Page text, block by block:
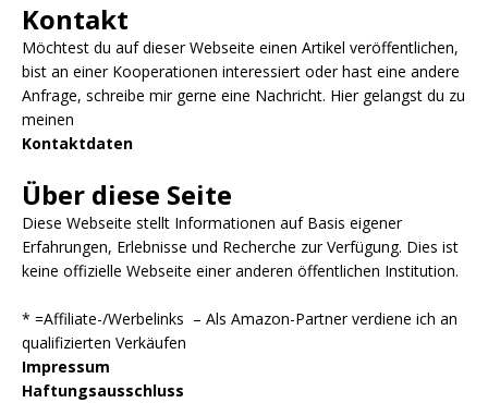
Kontakt
Möchtest du auf dieser Webseite einen Artikel veröffentlichen,
bist an einer Kooperationen interessiert oder hast eine andere
Anfrage, schreibe mir gerne eine Nachricht. Hier gelangst du zu
meinen
Kontaktdaten
Über diese Seite
Diese Webseite stellt Informationen auf Basis eigener
Erfahrungen, Erlebnisse und Recherche zur Verfügung. Dies ist
keine offizielle Webseite einer anderen öffentlichen Institution.
* =Affiliate-/Werbelinks – Als Amazon-Partner verdiene ich an
qualifizierten Verkäufen
Impressum
Haftungsausschluss